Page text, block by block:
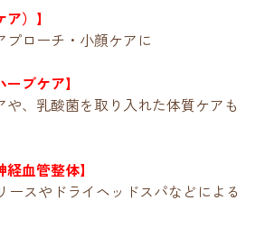
）】
プローチ・小顔ケアに
ブケア】
や、乳酸菌を取り入れた体質ケアも
血管整体】
ースやドライヘッドスパなどによる